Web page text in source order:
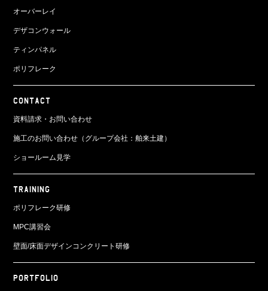
オーバーレイ
デザコンウォール
ティンパネル
ポリフレーク
CONTACT
資料請求・お問い合わせ
施工のお問い合わせ（グループ会社：舶来土建）
ショールーム見学
TRAINING
ポリフレーク研修
MPC講習会
壁面/床面デザインコンクリート研修
PORTFOLIO